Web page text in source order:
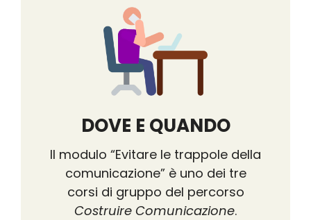
DOVE E QUANDO
Il modulo “Evitare le trappole della
comunicazione” è uno dei tre
corsi di gruppo del percorso
Costruire Comunicazione.